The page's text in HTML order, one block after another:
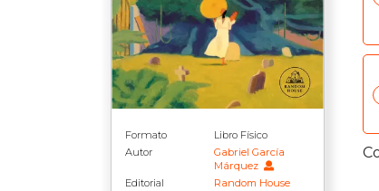
Formato
Libro Físico
Autor
Gabriel García
Márquez
Editorial
Random House